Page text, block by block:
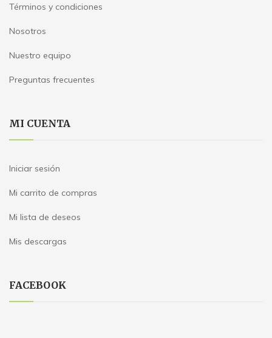
Términos y condiciones
Nosotros
Nuestro equipo
Preguntas frecuentes
MI CUENTA
Iniciar sesión
Mi carrito de compras
Mi lista de deseos
Mis descargas
FACEBOOK